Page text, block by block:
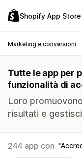
Shopify App Store
Marketing e conversioni
Tutte le app per
funzionalità di
Loro
risultati e
244 app con